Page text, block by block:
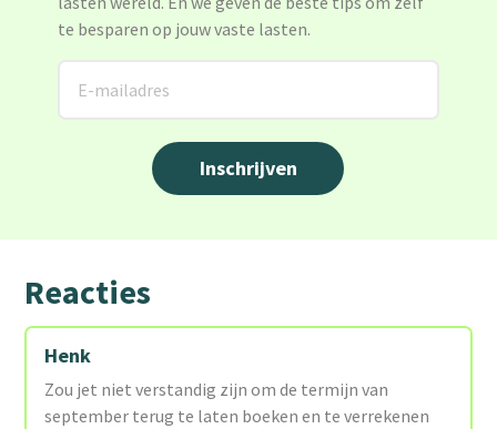
te besparen op jouw vaste lasten.
Reacties
Henk
Zou jet niet verstandig zijn om de termijn van
september terug te laten boeken en te verrekenen